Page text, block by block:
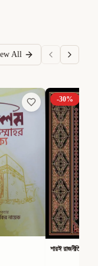
All
-30%
শারঈ রাজনীতি